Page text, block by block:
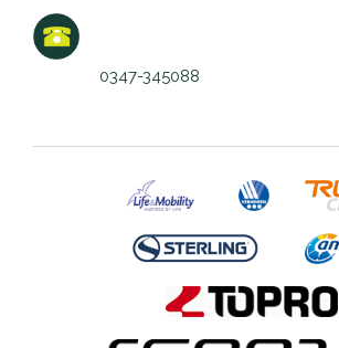
0347-345088